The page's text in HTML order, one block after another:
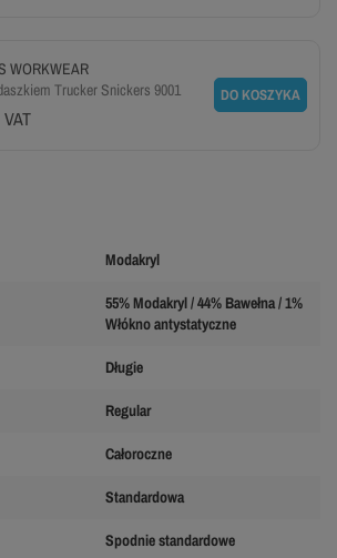
WORKWEAR
Trucker Snickers 9001
DO KOSZYKA
Modakryl
55% Modakryl / 44% Bawełna / 1%
Włókno antystatyczne
Długie
Regular
Całoroczne
Standardowa
Spodnie standardowe